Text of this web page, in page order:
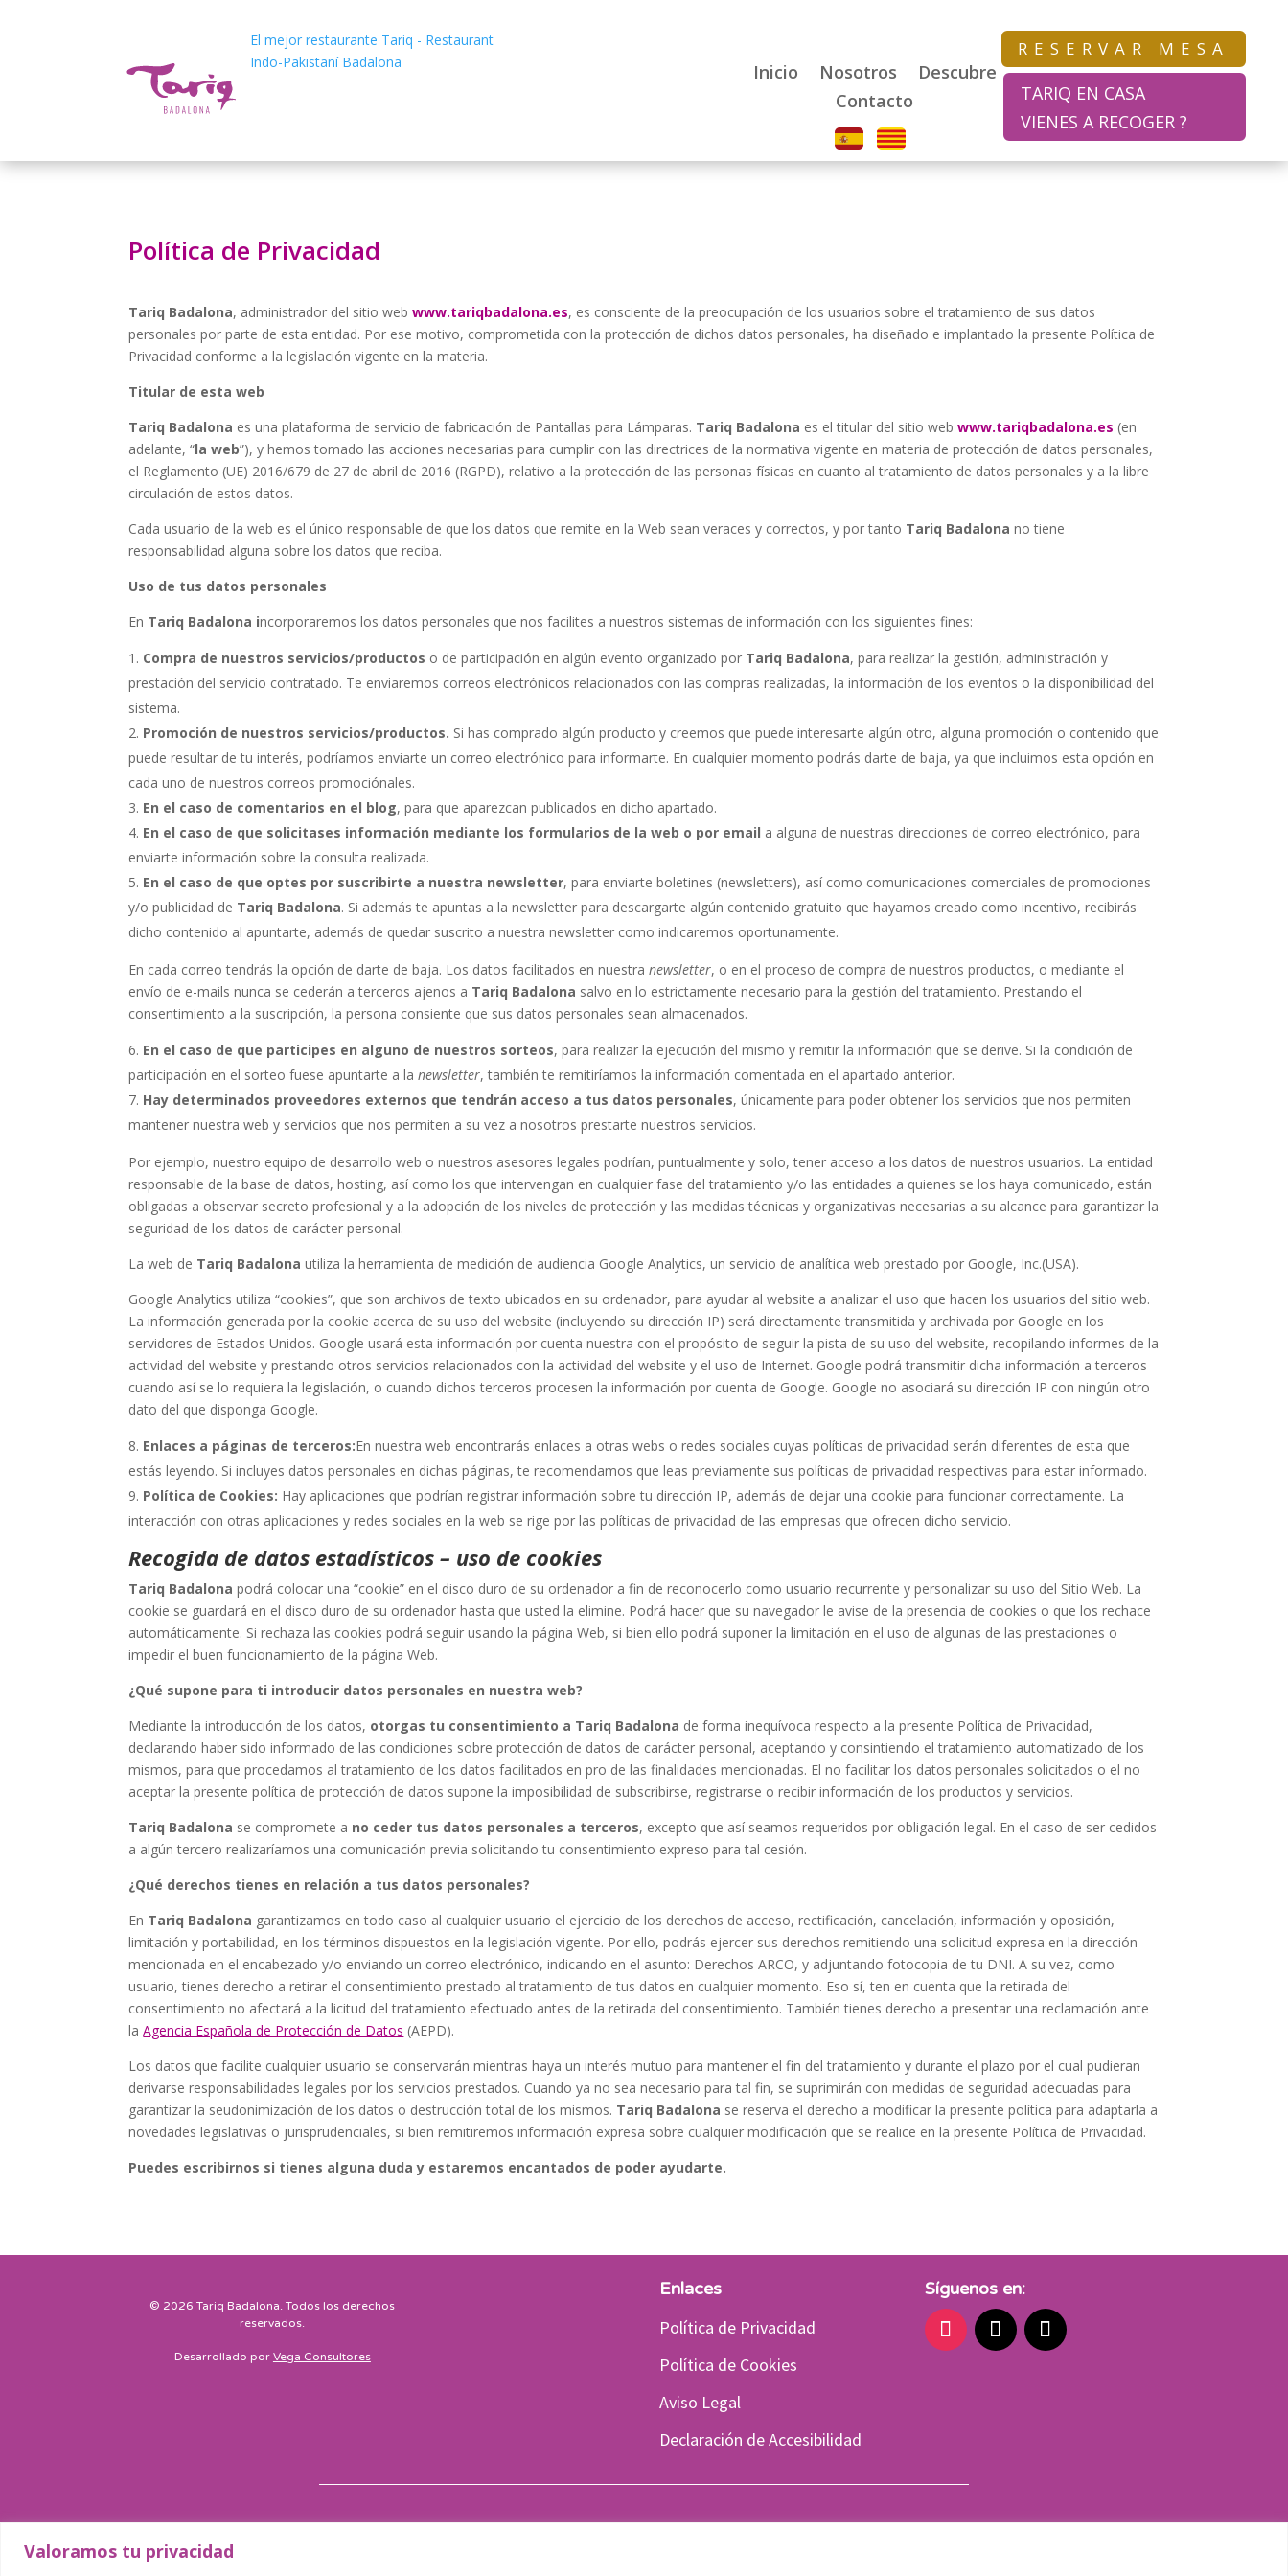
Valoramos tu privacidad
El mejor restaurante Tariq - Restaurant
Indo-Pakistaní Badalona
Inicio Nosotros
Descubre
Contacto
RESERVAR MESA
TARIQ EN CASA
VIENES A RECOGER ?
Política de Privacidad
Tariq Badalona, administrador del sitio webwww.tariqbadalona.es, es consciente de la preocupación de los usuarios sobre el tratamiento de sus datos
personales por parte de esta entidad. Por ese motivo, comprometida con la protección de dichos datos personales, ha diseñado e implantado la presente Política de
Privacidad conforme a la legislación vigente en la materia.
Titular de esta web
Tariq Badalona es una plataforma de servicio de fabricación de Pantallas para Lámparas. Tariq Badalona es el titular del sitio webwww.tariqbadalona.es (en
adelante, “la web”), y hemos tomado las acciones necesarias para cumplir con las directrices de la normativa vigente en materia de protección de datos personales,
el Reglamento (UE) 2016/679 de 27 de abril de 2016 (RGPD), relativo a la protección de las personas físicas en cuanto al tratamiento de datos personales y a la libre
circulación de estos datos.
Cada usuario de la web es el único responsable de que los datos que remite en la Web sean veraces y correctos, y por tanto Tariq Badalona no tiene
responsabilidad alguna sobre los datos que reciba.
Uso de tus datos personales
En Tariq Badalona incorporaremos los datos personales que nos facilites a nuestros sistemas de información con los siguientes fines:
Compra de nuestros servicios/productos o de participación en algún evento organizado por Tariq Badalona, para realizar la gestión, administración y
prestación del servicio contratado. Te enviaremos correos electrónicos relacionados con las compras realizadas, la información de los eventos o la disponibilidad del
sistema.
Promoción de nuestros servicios/productos. Si has comprado algún producto y creemos que puede interesarte algún otro, alguna promoción o contenido que
puede resultar de tu interés, podríamos enviarte un correo electrónico para informarte. En cualquier momento podrás darte de baja, ya que incluimos esta opción en
cada uno de nuestros correos promociónales.
En el caso de comentarios en el blog, para que aparezcan publicados en dicho apartado.
En el caso de que solicitases información mediante los formularios de la web o por email a alguna de nuestras direcciones de correo electrónico, para
enviarte información sobre la consulta realizada.
En el caso de que optes por suscribirte a nuestra newsletter, para enviarte boletines (newsletters), así como comunicaciones comerciales de promociones
y/o publicidad de Tariq Badalona. Si además te apuntas a la newsletter para descargarte algún contenido gratuito que hayamos creado como incentivo, recibirás
dicho contenido al apuntarte, además de quedar suscrito a nuestra newsletter como indicaremos oportunamente.
En cada correo tendrás la opción de darte de baja. Los datos facilitados en nuestranewsletter, o en el proceso de compra de nuestros productos, o mediante el
envío de e-mails nunca se cederán a terceros ajenos a Tariq Badalona salvo en lo estrictamente necesario para la gestión del tratamiento. Prestando el
consentimiento a la suscripción, la persona consiente que sus datos personales sean almacenados.
En el caso de que participes en alguno de nuestros sorteos, para realizar la ejecución del mismo y remitir la información que se derive. Si la condición de
participación en el sorteo fuese apuntarte a lanewsletter, también te remitiríamos la información comentada en el apartado anterior.
Hay determinados proveedores externos que tendrán acceso a tus datos personales, únicamente para poder obtener los servicios que nos permiten
mantener nuestra web y servicios que nos permiten a su vez a nosotros prestarte nuestros servicios.
Por ejemplo, nuestro equipo de desarrollo web o nuestros asesores legales podrían, puntualmente y solo, tener acceso a los datos de nuestros usuarios. La entidad
responsable de la base de datos, hosting, así como los que intervengan en cualquier fase del tratamiento y/o las entidades a quienes se los haya comunicado, están
obligadas a observar secreto profesional y a la adopción de los niveles de protección y las medidas técnicas y organizativas necesarias a su alcance para garantizar la
seguridad de los datos de carácter personal.
La web de Tariq Badalona utiliza la herramienta de medición de audiencia Google Analytics, un servicio de analítica web prestado por Google, Inc.(USA).
Google Analytics utiliza “cookies”, que son archivos de texto ubicados en su ordenador, para ayudar al website a analizar el uso que hacen los usuarios del sitio web.
La información generada por la cookie acerca de su uso del website (incluyendo su dirección IP) será directamente transmitida y archivada por Google en los
servidores de Estados Unidos. Google usará esta información por cuenta nuestra con el propósito de seguir la pista de su uso del website, recopilando informes de la
actividad del website y prestando otros servicios relacionados con la actividad del website y el uso de Internet. Google podrá transmitir dicha información a terceros
cuando así se lo requiera la legislación, o cuando dichos terceros procesen la información por cuenta de Google. Google no asociará su dirección IP con ningún otro
dato del que disponga Google.
Enlaces a páginas de terceros:En nuestra web encontrarás enlaces a otras webs o redes sociales cuyas políticas de privacidad serán diferentes de esta que
estás leyendo. Si incluyes datos personales en dichas páginas, te recomendamos que leas previamente sus políticas de privacidad respectivas para estar informado.
Política de Cookies: Hay aplicaciones que podrían registrar información sobre tu dirección IP, además de dejar una cookie para funcionar correctamente. La
interacción con otras aplicaciones y redes sociales en la web se rige por las políticas de privacidad de las empresas que ofrecen dicho servicio.
Recogida de datos estadísticos – uso de cookies
Tariq Badalona podrá colocar una “cookie” en el disco duro de su ordenador a fin de reconocerlo como usuario recurrente y personalizar su uso del Sitio Web. La
cookie se guardará en el disco duro de su ordenador hasta que usted la elimine. Podrá hacer que su navegador le avise de la presencia de cookies o que los rechace
automáticamente. Si rechaza las cookies podrá seguir usando la página Web, si bien ello podrá suponer la limitación en el uso de algunas de las prestaciones o
impedir el buen funcionamiento de la página Web.
¿Qué supone para ti introducir datos personales en nuestra web?
Mediante la introducción de los datos, otorgas tu consentimiento a Tariq Badalona de forma inequívoca respecto a la presente Política de Privacidad,
declarando haber sido informado de las condiciones sobre protección de datos de carácter personal, aceptando y consintiendo el tratamiento automatizado de los
mismos, para que procedamos al tratamiento de los datos facilitados en pro de las finalidades mencionadas. El no facilitar los datos personales solicitados o el no
aceptar la presente política de protección de datos supone la imposibilidad de subscribirse, registrarse o recibir información de los productos y servicios.
Tariq Badalona se compromete a no ceder tus datos personales a terceros, excepto que así seamos requeridos por obligación legal. En el caso de ser cedidos
a algún tercero realizaríamos una comunicación previa solicitando tu consentimiento expreso para tal cesión.
¿Qué derechos tienes en relación a tus datos personales?
En Tariq Badalona garantizamos en todo caso al cualquier usuario el ejercicio de los derechos de acceso, rectificación, cancelación, información y oposición,
limitación y portabilidad, en los términos dispuestos en la legislación vigente. Por ello, podrás ejercer sus derechos remitiendo una solicitud expresa en la dirección
mencionada en el encabezado y/o enviando un correo electrónico, indicando en el asunto: Derechos ARCO, y adjuntando fotocopia de tu DNI. A su vez, como
usuario, tienes derecho a retirar el consentimiento prestado al tratamiento de tus datos en cualquier momento. Eso sí, ten en cuenta que la retirada del
consentimiento no afectará a la licitud del tratamiento efectuado antes de la retirada del consentimiento. También tienes derecho a presentar una reclamación ante
laAgencia Española de Protección de Datos (AEPD).
Los datos que facilite cualquier usuario se conservarán mientras haya un interés mutuo para mantener el fin del tratamiento y durante el plazo por el cual pudieran
derivarse responsabilidades legales por los servicios prestados. Cuando ya no sea necesario para tal fin, se suprimirán con medidas de seguridad adecuadas para
garantizar la seudonimización de los datos o destrucción total de los mismos. Tariq Badalona se reserva el derecho a modificar la presente política para adaptarla a
novedades legislativas o jurisprudenciales, si bien remitiremos información expresa sobre cualquier modificación que se realice en la presente Política de Privacidad.
Puedes escribirnos si tienes alguna duda y estaremos encantados de poder ayudarte.
© 2026Tariq Badalona. Todos los derechos
reservados.
Desarrollado por Vega Consultores
Enlaces
Política de Privacidad
Política de Cookies
Aviso Legal
Declaración de Accesibilidad
Síguenos en: